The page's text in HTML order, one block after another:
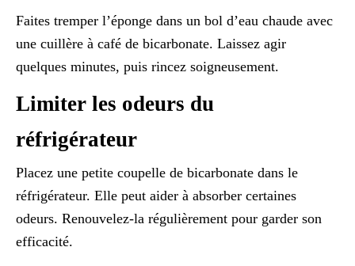
Faites tremper l’éponge dans un bol d’eau chaude avec
une cuillère à café de bicarbonate. Laissez agir
quelques minutes, puis rincez soigneusement.
Limiter les odeurs du
réfrigérateur
Placez une petite coupelle de bicarbonate dans le
réfrigérateur. Elle peut aider à absorber certaines
odeurs. Renouvelez-la régulièrement pour garder son
efficacité.